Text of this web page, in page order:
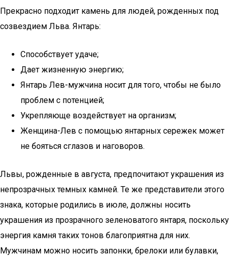
Прекрасно подходит камень для людей, рожденных под
созвездием Льва. Янтарь:
Способствует удаче;
Дает жизненную энергию;
Янтарь Лев-мужчина носит для того, чтобы не было
проблем с потенцией;
Укрепляюще воздействует на организм;
Женщина-Лев с помощью янтарных сережек может
не бояться сглазов и наговоров.
Львы, рожденные в августа, предпочитают украшения из
непрозрачных темных камней. Те же представители этого
знака, которые родились в июле, должны носить
украшения из прозрачного зеленоватого янтаря, поскольку
энергия камня таких тонов благоприятна для них.
Мужчинам можно носить запонки, брелоки или булавки,